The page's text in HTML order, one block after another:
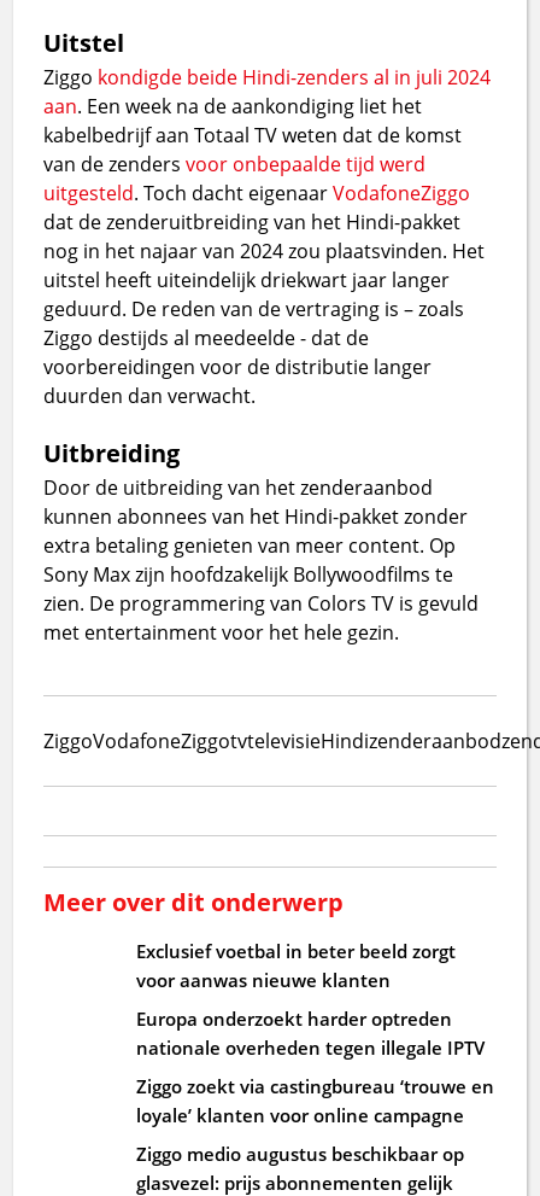
Uitstel
Ziggo kondigde beide Hindi-zenders al in juli 2024
aan. Een week na de aankondiging liet het
kabelbedrijf aan Totaal TV weten dat de komst
van de zendersvoor onbepaalde tijd werd
uitgesteld. Toch dacht eigenaarVodafoneZiggo
dat de zenderuitbreiding van het Hindi-pakket
nog in het najaar van 2024 zou plaatsvinden. Het
uitstel heeft uiteindelijk driekwart jaar langer
geduurd. De reden van de vertraging is – zoals
Ziggo destijds al meedeelde - dat de
voorbereidingen voor de distributie langer
duurden dan verwacht.
Uitbreiding
Door de uitbreiding van het zenderaanbod
kunnen abonnees van het Hindi-pakket zonder
extra betaling genieten van meer content. Op
Sony Max zijn hoofdzakelijk Bollywoodfilms te
zien. De programmering van Colors TV is gevuld
met entertainment voor het hele gezin.
ZiggoVodafoneZiggotvtelevisieHindizenderaanbod
Meer over dit onderwerp
Exclusief voetbal in beter beeld zorgt
voor aanwas nieuwe klanten
Europa onderzoekt harder optreden
nationale overheden tegen illegale IPTV
Ziggo zoekt via castingbureau ‘trouwe en
loyale’ klanten voor online campagne
Ziggo medio augustus beschikbaar op
glasvezel: prijs abonnementen gelijk